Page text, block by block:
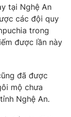
tại Nghệ An
các đội quy
trong
được lần này
đã được
mộ chưa
Nghệ An.